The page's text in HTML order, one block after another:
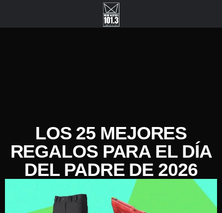
LOS 25 MEJORES
REGALOS PARA EL DÍA
DEL PADRE DE 2026